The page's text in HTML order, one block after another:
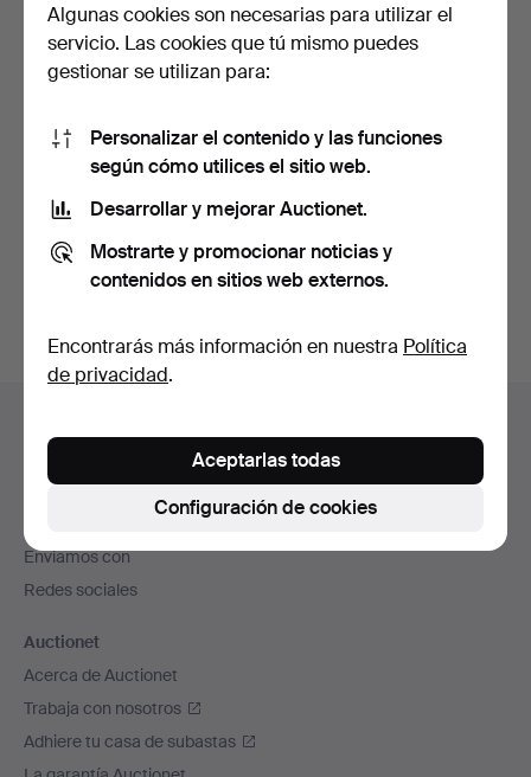
CONJUNTO DE
COMEDOR - Roble. Estilo
barroc…
6 días
159 USD
CONJUNTO DE
COMEDOR - Patas de león,
32 USD
También puedes buscar ennuestro archivo de
subastas concluidas.
en
de
página
Contacta con el servicio de atención al cliente
Todas las casas de subastas
Enviamos con
Redes sociales
Auctionet
Acerca de Auctionet
Trabaja con nosotros
Adhiere tu casa de subastas
Algunas cookies son necesarias para utilizar el
servicio. Las cookies que tú mismo puedes
gestionar se utilizan para:
Personalizar el contenido y las funciones
según cómo utilices el sitio web.
Desarrollar y mejorar Auctionet.
Mostrarte y promocionar noticias y
contenidos en sitios web externos.
Encontrarás más información en nuestra Política
de privacidad.
Configuración de cookies
Aceptarlas todas